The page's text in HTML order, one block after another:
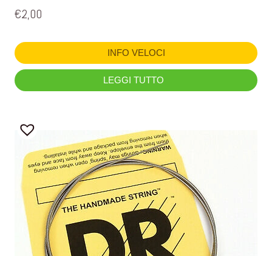
€2,00
INFO VELOCI
LEGGI TUTTO